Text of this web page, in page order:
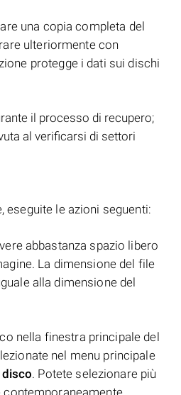
una copia completa del
ulteriormente con
protegge i dati sui dischi
il processo di recupero;
al verificarsi di settori
eseguite le azioni seguenti:
abbastanza spazio libero
La dimensione del file
alla dimensione del
nella finestra principale del
nel menu principale
disco. Potete selezionare più